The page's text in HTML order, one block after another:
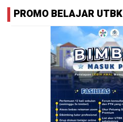
PROMO BELAJAR UTBK